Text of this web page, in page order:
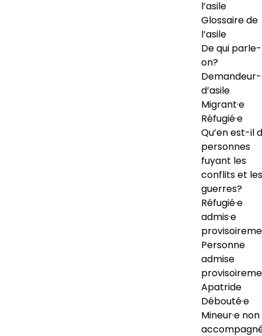
l’asile
Glossaire de
l’asile
De qui
on?
d’asile
Migrant·e
Réfugié·e
Qu’en est-il
personnes
fuyant les
conflits et les
guerres?
Réfugié·e
admis·e
Personne
admise
Apatride
Débouté·e
Mineur·e non